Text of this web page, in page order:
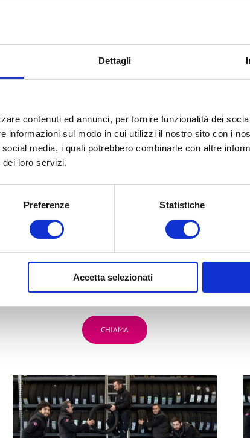
Dettagli
contenuti ed annunci, per fornire funzionalità dei
informazioni sul modo in cui utilizzi il nostro sito con i
media, i quali potrebbero combinarle con altre
loro servizi.
Preferenze Statistiche
Accetta selezionati
TUOPUNTO VENDITA
BG2
Via Marco Emilio Lepido, 225
CHIAMA